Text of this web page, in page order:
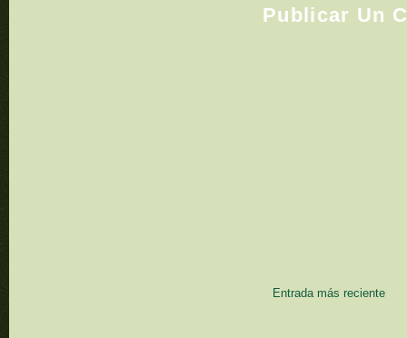
Publicar Un
Entrada más reciente